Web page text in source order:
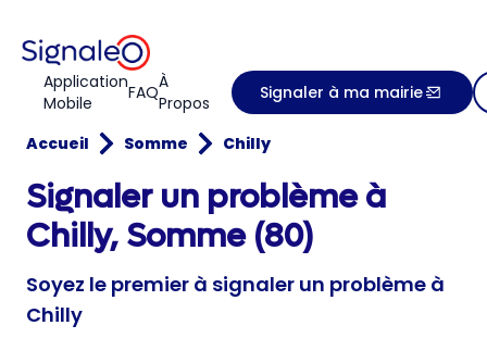
Application
Mobile
FAQÀ
Propos
Signaler à ma mairie
Accueil Somme Chilly
Signaler un problème à
Chilly, Somme (80)
Soyez le premier à signaler un problème à
Chilly